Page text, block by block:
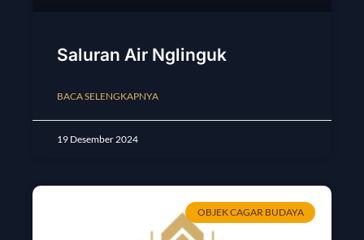
Saluran Air Nglinguk
BACA SELENGKAPNYA
19 Desember 2024
OBJEK CAGAR BUDAYA